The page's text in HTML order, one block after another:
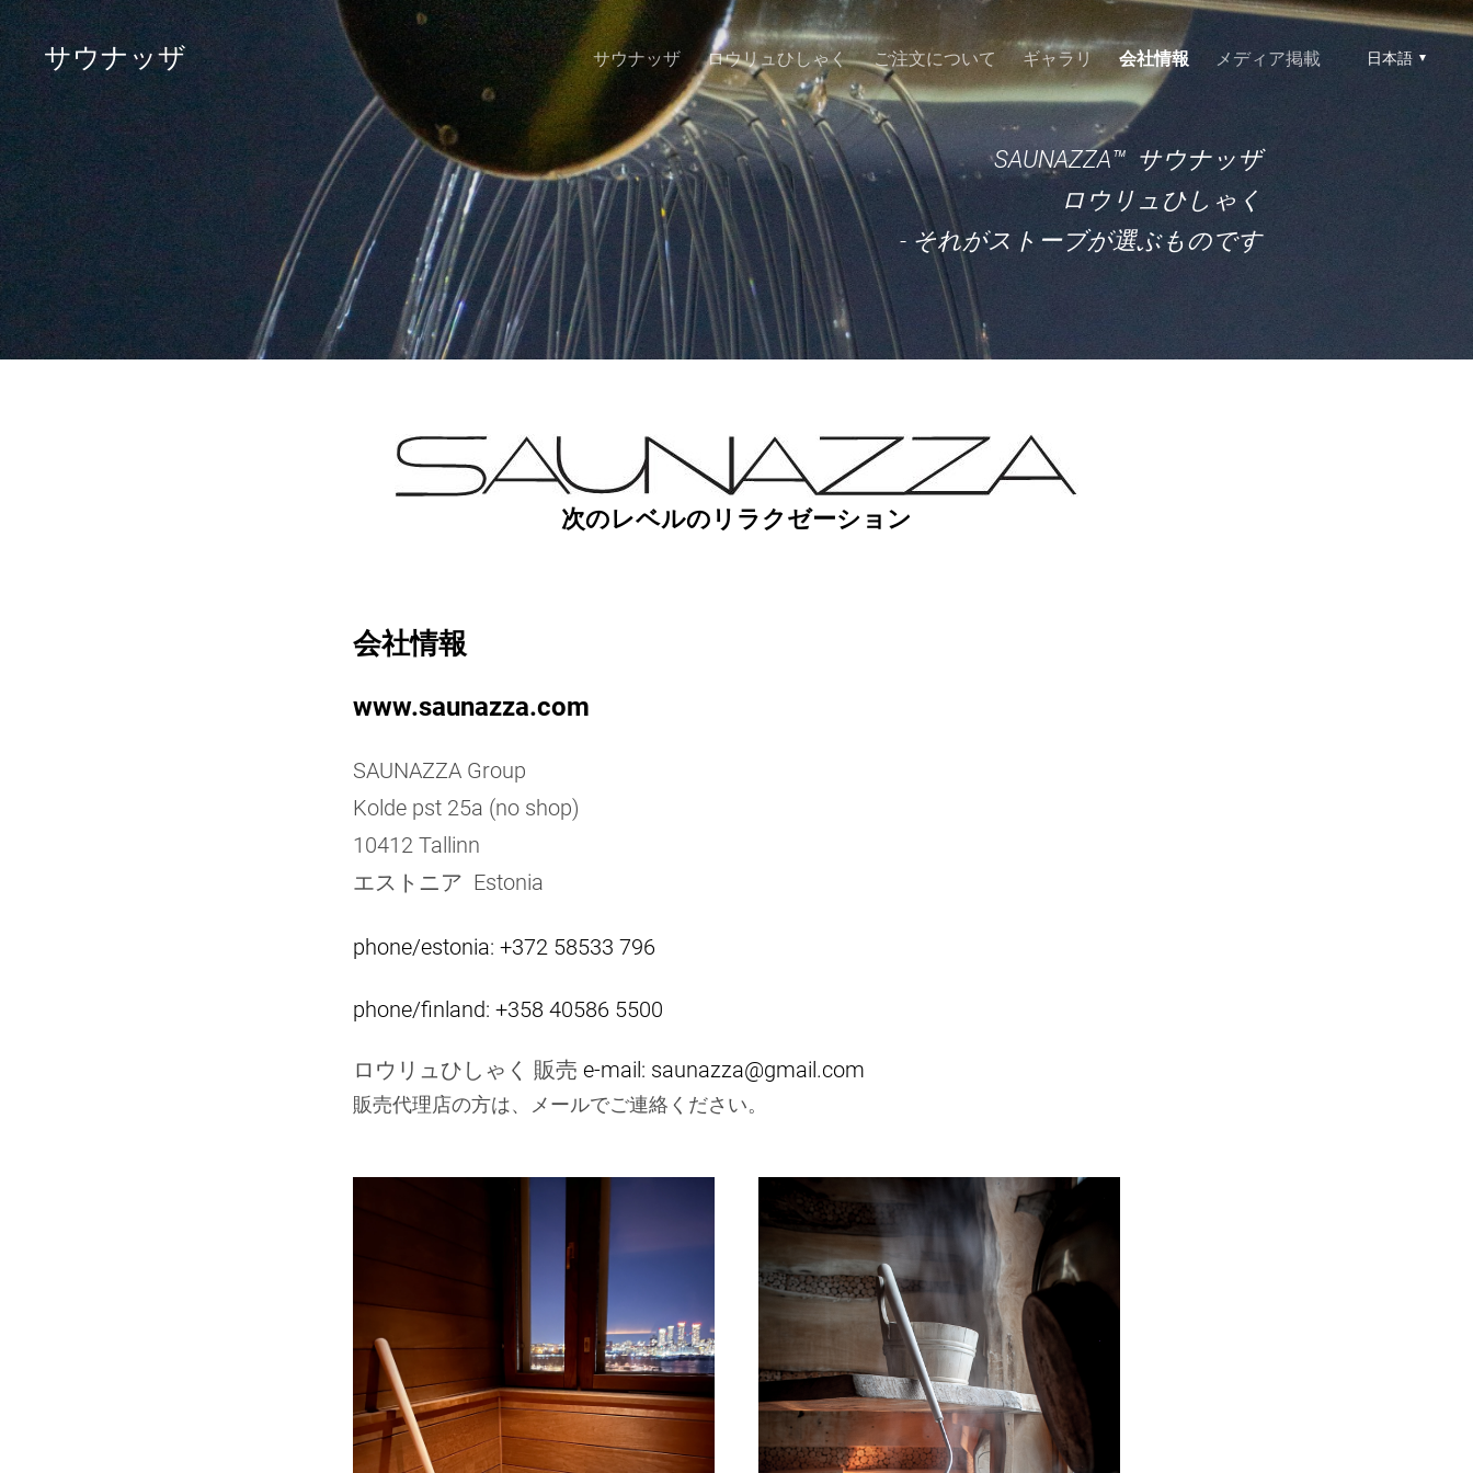
サウナッザ サウナッザ ロウリュひしゃく ご注文について ギャラリ 会社情報 メディア掲載 日本語
SAUNAZZA™ サウナッザ
ロウリュひしゃく
- それがストーブが選ぶものです
次のレベルのリラクゼーション
会社情報
www.saunazza.com
SAUNAZZA Group
Kolde pst 25a (no shop)
10412 Tallinn
エストニア Estonia
phone/estonia: +372 58533 796
phone/finland: +358 40586 5500
ロウリュひしゃく 販売 e-mail: saunazza@gmail.com
販売代理店の方は、メールでご連絡ください。